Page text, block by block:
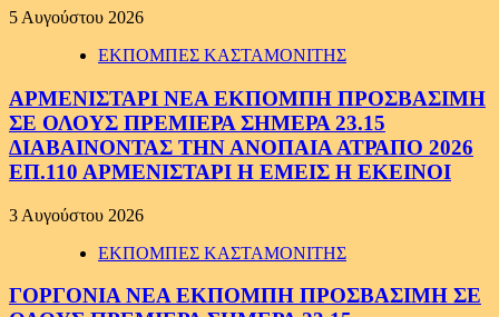
5 Αυγούστου 2026
ΕΚΠΟΜΠΕΣ ΚΑΣΤΑΜΟΝΙΤΗΣ
ΑΡΜΕΝΙΣΤΑΡΙ ΝΕΑ ΕΚΠΟΜΠΗ ΠΡΟΣΒΑΣΙΜΗ
ΣΕ ΟΛΟΥΣ ΠΡΕΜΙΕΡΑ ΣΗΜΕΡΑ 23.15
ΔΙΑΒΑΙΝΟΝΤΑΣ ΤΗΝ ΑΝΟΠΑΙΑ ΑΤΡΑΠΟ 2026
ΕΠ.110 ΑΡΜΕΝΙΣΤΑΡΙ Η ΕΜΕΙΣ Η ΕΚΕΙΝΟΙ
3 Αυγούστου 2026
ΕΚΠΟΜΠΕΣ ΚΑΣΤΑΜΟΝΙΤΗΣ
ΓΟΡΓΟΝΙΑ ΝΕΑ ΕΚΠΟΜΠΗ ΠΡΟΣΒΑΣΙΜΗ ΣΕ